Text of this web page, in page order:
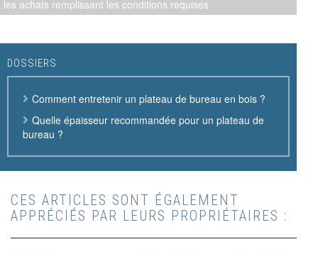
les achats remplissant les conditions requises
DOSSIERS
Comment entretenir un plateau de bureau en bois ?
Quelle épaisseur recommandée pour un plateau de
bureau ?
CES ARTICLES SONT ÉGALEMENT
APPRÉCIÉS PAR LEURS PROPRIÉTAIRES :